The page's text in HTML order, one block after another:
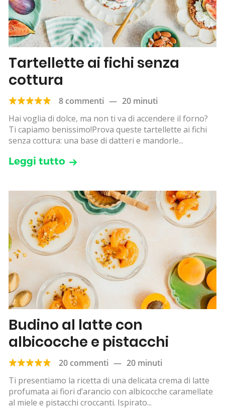
Tartellette ai fichi senza
cottura
8 commenti — 20 minuti
Hai voglia di dolce, ma non ti va di accendere il forno?
Ti capiamo benissimo!Prova queste tartellette ai fichi
senza cottura: una base di datteri e mandorle...
Leggi tutto
Budino al latte con
albicocche e pistacchi
20 commenti — 20 minuti
Ti presentiamo la ricetta di una delicata crema di latte
profumata ai fiori d’arancio con albicocche caramellate
al miele e pistacchi croccanti. Ispirato...